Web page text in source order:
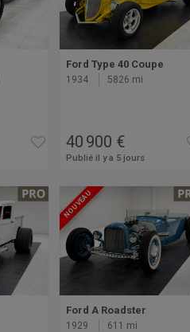
Ford Type 40 Coupe
1934 5826 mi
40 900 €
Publié il y a 5 jours
NOUVEAU
Ford A Roadster
1929 611 mi